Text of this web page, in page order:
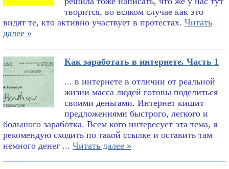
творится, во всяком случае как это
видят те, кто активно участвует в протестах. Читать
далее »
Как заработать в интернете. Часть 1
... в интернете в отличии от реальной
жизни масса людей готовы поделиться
своими деньгами. Интернет кишит
предложениями быстрого, легкого и
большого заработка. Всем кого интересует эта тема, я
рекомендую сходить по такой ссылке и оставить там
немного денег ... Читать далее »